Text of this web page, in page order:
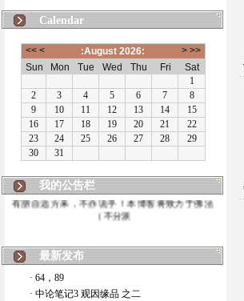
Calendar
我的公告栏
有朋自远方来，不亦说乎！本博客将致力于佛法
（不分派
最新发布
· 64，89
· 中论笔记3 观因缘品 之二